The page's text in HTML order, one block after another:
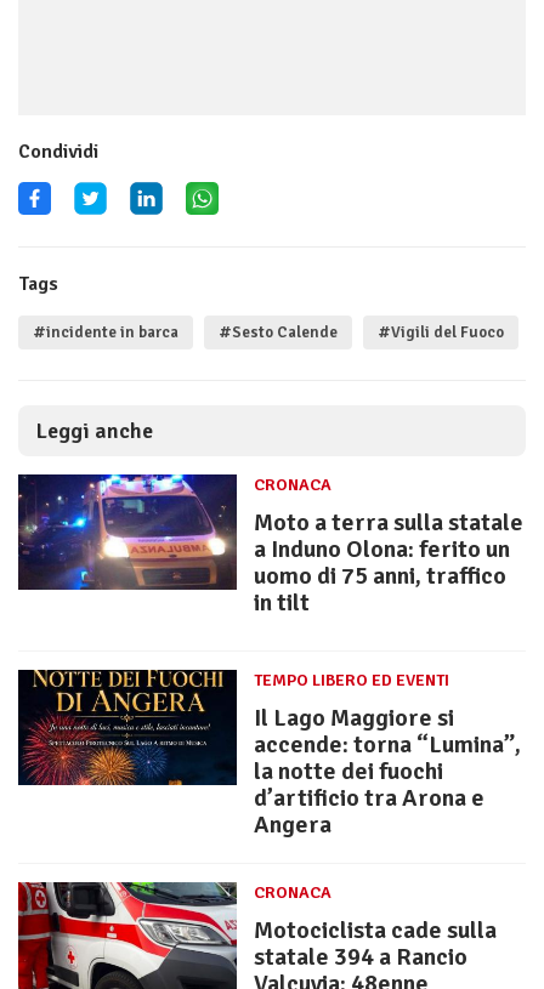
Condividi
Tags
#incidente in barca #Sesto Calende #Vigili del Fuoco
Leggi anche
CRONACA
Moto a terra sulla statale
a Induno Olona: ferito un
uomo di 75 anni, traffico
in tilt
TEMPO LIBERO ED EVENTI
Il Lago Maggiore si
accende: torna “Lumina”,
la notte dei fuochi
d’artificio tra Arona e
Angera
CRONACA
Motociclista cade sulla
statale 394 a Rancio